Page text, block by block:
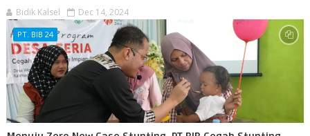
Bidik Kalsel Dec 14, 2024
PT. BIB 24